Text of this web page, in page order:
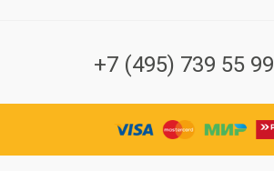
+7 (495) 739 55 99